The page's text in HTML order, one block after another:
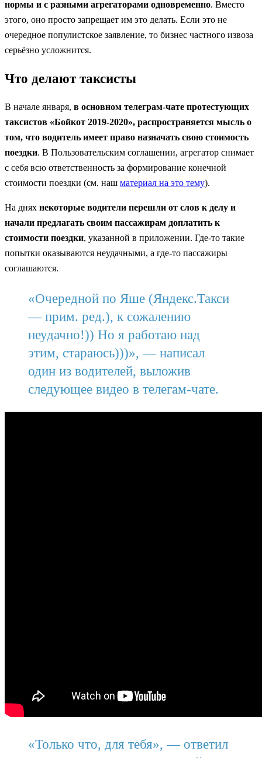
нормы и с разными агрегаторами одновременно. Вместо
этого, оно просто запрещает им это делать. Если это не
очередное популистское заявление, то бизнес частного извоза
серьёзно усложнится.
Что делают таксисты
В начале января, в основном телеграм-чате протестующих
таксистов «Бойкот 2019-2020», распространяется мысль о
том, что водитель имеет право назначать свою стоимость
поездки. В Пользовательским соглашении, агрегатор снимает
с себя всю ответственность за формирование конечной
стоимости поездки (см. наш материал на это тему).
На днях некоторые водители перешли от слов к делу и
начали предлагать своим пассажирам доплатить к
стоимости поездки, указанной в приложении. Где-то такие
попытки оказываются неудачными, а где-то пассажиры
соглашаются.
«Очередной по Яше (Яндекс.Такси
— прим. ред.), к сожалению
неудачно!)) Но я работаю над
этим, стараюсь)))», — написал
один из водителей, выложив
следующее видео в телегам-чате.
«Только что, для тебя», — ответил